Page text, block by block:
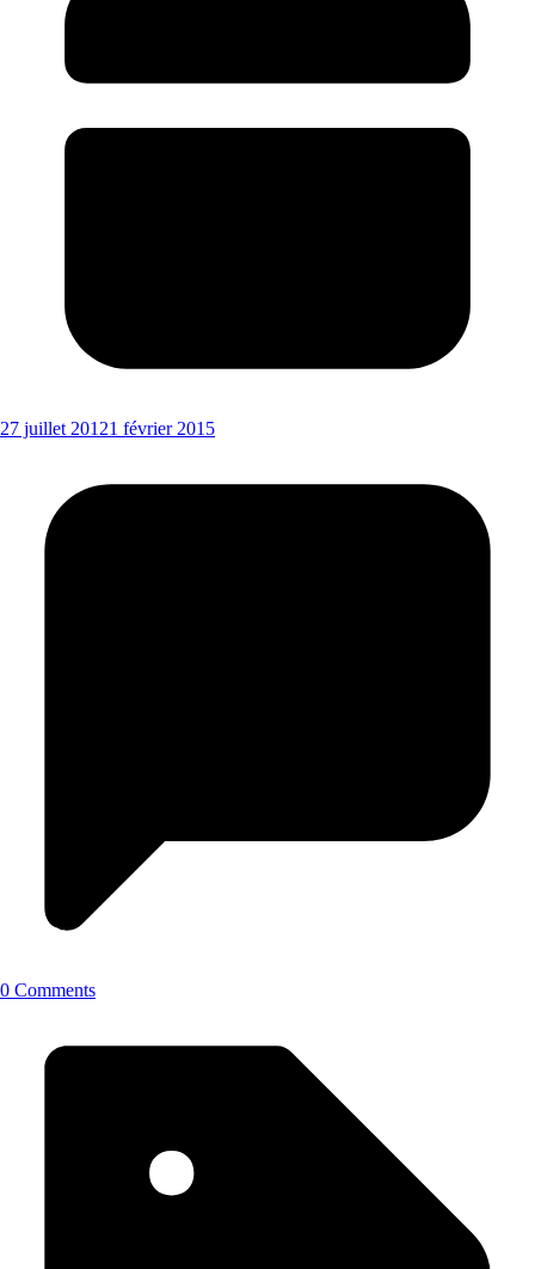
27 juillet 20121 février 2015
0 Comments